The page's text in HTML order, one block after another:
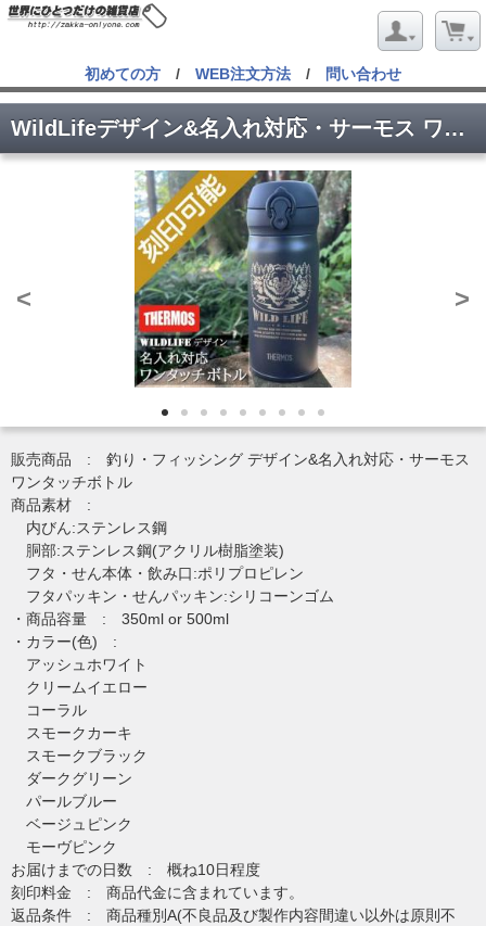
初めての方 / WEB注文方法 / 問い合わせ
WildLifeデザイン&名入れ対応・サーモス ワンタッチボトル
< >
販売商品 : 釣り・フィッシング デザイン&名入れ対応・サーモス
ワンタッチボトル
商品素材 :
内びん:ステンレス鋼
胴部:ステンレス鋼(アクリル樹脂塗装)
フタ・せん本体・飲み口:ポリプロピレン
フタパッキン・せんパッキン:シリコーンゴム
・商品容量 : 350ml or 500ml
・カラー(色) :
アッシュホワイト
クリームイエロー
コーラル
スモークカーキ
スモークブラック
ダークグリーン
パールブルー
ベージュピンク
モーヴピンク
お届けまでの日数 : 概ね10日程度
刻印料金 : 商品代金に含まれています。
返品条件 : 商品種別A(不良品及び製作内容間違い以外は原則不